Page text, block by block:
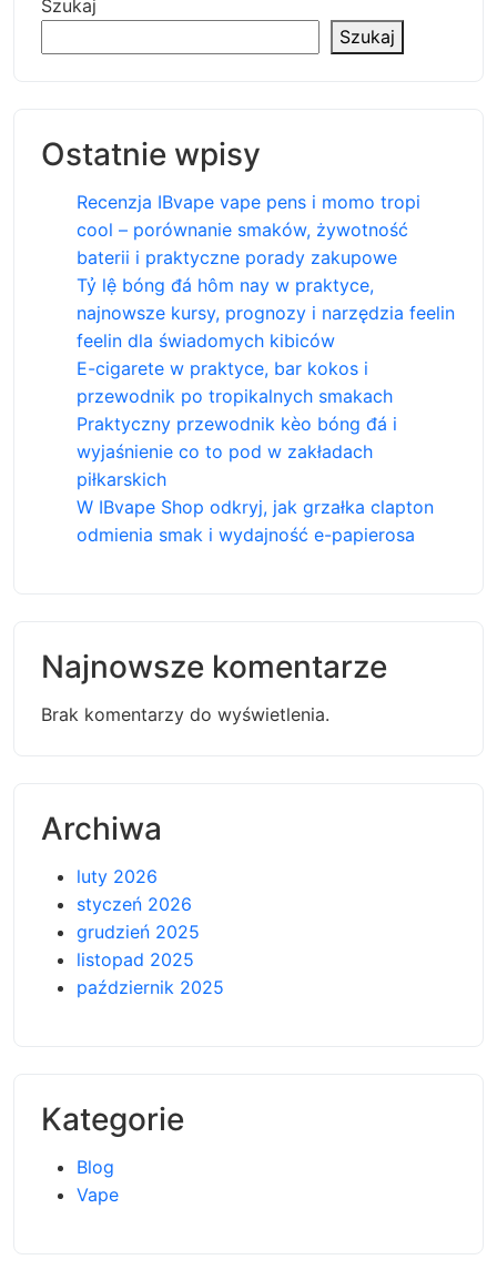
Szukaj
Szukaj
Ostatnie wpisy
Recenzja IBvape vape pens i momo tropi
cool – porównanie smaków, żywotność
baterii i praktyczne porady zakupowe
Tỷ lệ bóng đá hôm nay w praktyce,
najnowsze kursy, prognozy i narzędzia feelin
feelin dla świadomych kibiców
E-cigarete w praktyce, bar kokos i
przewodnik po tropikalnych smakach
Praktyczny przewodnik kèo bóng đá i
wyjaśnienie co to pod w zakładach
piłkarskich
W IBvape Shop odkryj, jak grzałka clapton
odmienia smak i wydajność e-papierosa
Najnowsze komentarze
Brak komentarzy do wyświetlenia.
Archiwa
luty 2026
styczeń 2026
grudzień 2025
listopad 2025
październik 2025
Kategorie
Blog
Vape